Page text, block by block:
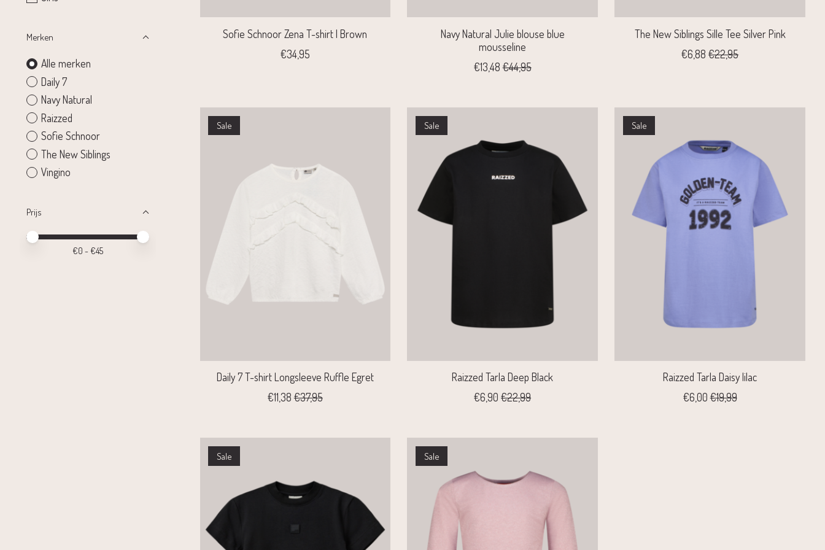
Merken
Alle merken
Daily 7
Navy Natural
Raizzed
Sofie Schnoor
The New Siblings
Vingino
Prijs
Minimale prijswaarde
Price maximum value
€0 - €45
Sofie Schnoor Zena T-shirt | Brown
€34,95
Navy Natural Julie blouse blue
mousseline
€13,48 €44,95
The New Siblings Sille Tee Silver Pink
€6,88 €22,95
Sale
Daily 7 T-shirt Longsleeve Ruffle Egret
€11,38 €37,95
Sale
Raizzed Tarla Deep Black
€6,90 €22,99
Sale
Raizzed Tarla Daisy lilac
€6,00 €19,99
Sale Sale